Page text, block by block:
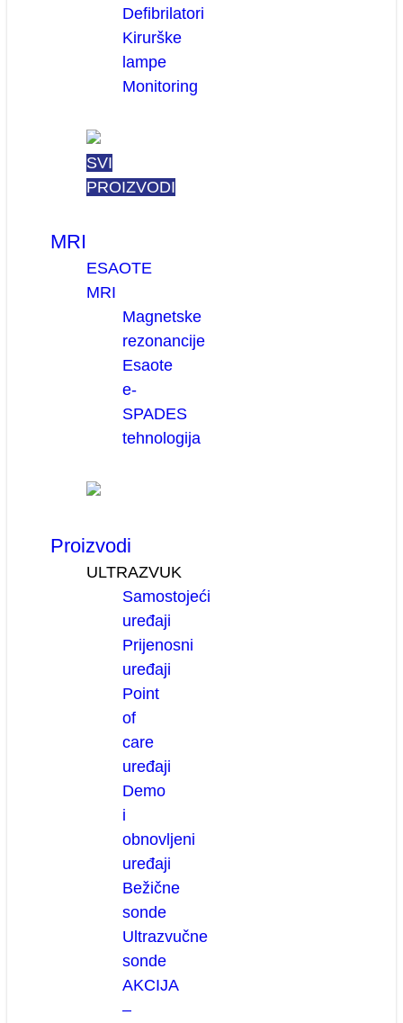
Defibrilatori
Kirurške
lampe
Monitoring
SVI
PROIZVODI
MRI
ESAOTE
MRI
Magnetske
rezonancije
Esaote
e-
SPADES
tehnologija
Proizvodi
ULTRAZVUK
Samostojeći
uređaji
Prijenosni
uređaji
Point
of
care
uređaji
Demo
i
obnovljeni
uređaji
Bežične
sonde
Ultrazvučne
sonde
AKCIJA
–